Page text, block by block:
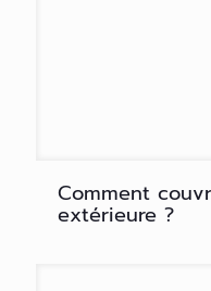
Comment
extérieure ?